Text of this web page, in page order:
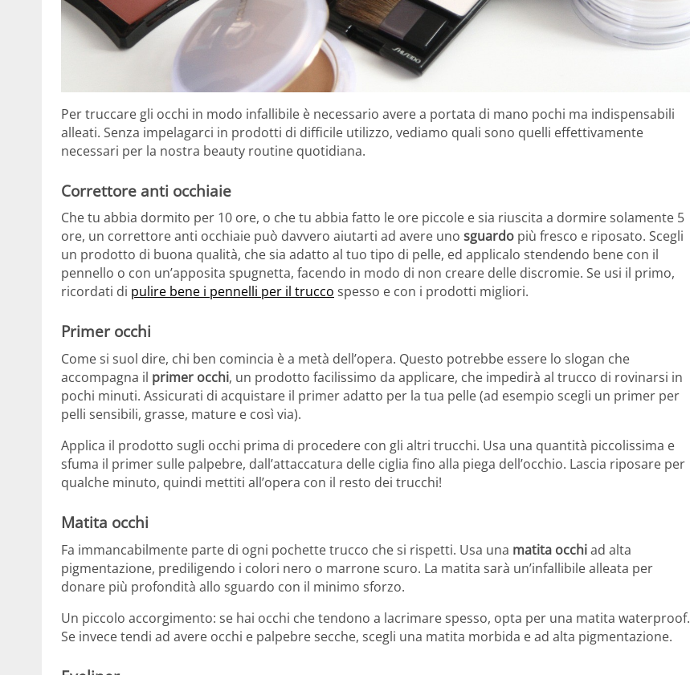
Per truccare gli occhi in modo infallibile è necessario avere a portata di mano pochi ma indispensabili
alleati. Senza impelagarci in prodotti di difficile utilizzo, vediamo quali sono quelli effettivamente
necessari per la nostra beauty routine quotidiana.
Correttore anti occhiaie
Che tu abbia dormito per 10 ore, o che tu abbia fatto le ore piccole e sia riuscita a dormire solamente 5
ore, un correttore anti occhiaie può davvero aiutarti ad avere uno sguardo più fresco e riposato. Scegli
un prodotto di buona qualità, che sia adatto al tuo tipo di pelle, ed applicalo stendendo bene con il
pennello o con un’apposita spugnetta, facendo in modo di non creare delle discromie. Se usi il primo,
ricordati di pulire bene i pennelli per il trucco spesso e con i prodotti migliori.
Primer occhi
Come si suol dire, chi ben comincia è a metà dell’opera. Questo potrebbe essere lo slogan che
accompagna il primer occhi, un prodotto facilissimo da applicare, che impedirà al trucco di rovinarsi in
pochi minuti. Assicurati di acquistare il primer adatto per la tua pelle (ad esempio scegli un primer per
pelli sensibili, grasse, mature e così via).
Applica il prodotto sugli occhi prima di procedere con gli altri trucchi. Usa una quantità piccolissima e
sfuma il primer sulle palpebre, dall’attaccatura delle ciglia fino alla piega dell’occhio. Lascia riposare per
qualche minuto, quindi mettiti all’opera con il resto dei trucchi!
Matita occhi
Fa immancabilmente parte di ogni pochette trucco che si rispetti. Usa una matita occhiad alta
pigmentazione, prediligendo i colori nero o marrone scuro. La matita sarà un’infallibile alleata per
donare più profondità allo sguardo con il minimo sforzo.
Un piccolo accorgimento: se hai occhi che tendono a lacrimare spesso, opta per una matita waterproof.
Se invece tendi ad avere occhi e palpebre secche, scegli una matita morbida e ad alta pigmentazione.